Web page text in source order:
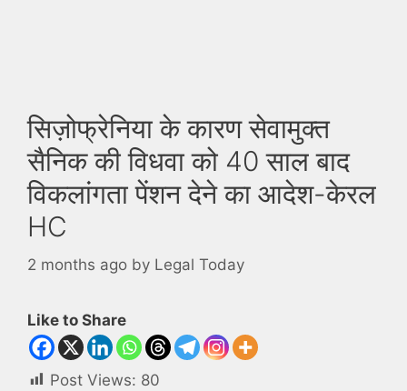
सिज़ोफ्रेनिया के कारण सेवामुक्त
सैनिक की विधवा को 40 साल बाद
विकलांगता पेंशन देने का आदेश-केरल
HC
2 months ago by Legal Today
Like to Share
Post Views: 80